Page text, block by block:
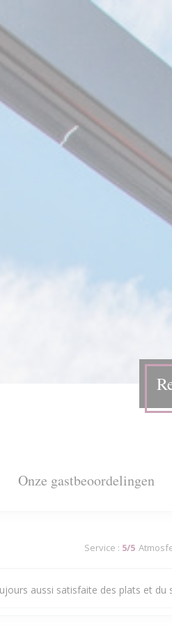
Onze gastbeoordelingen
Service : 5/5
aussi satisfaite des plats et du